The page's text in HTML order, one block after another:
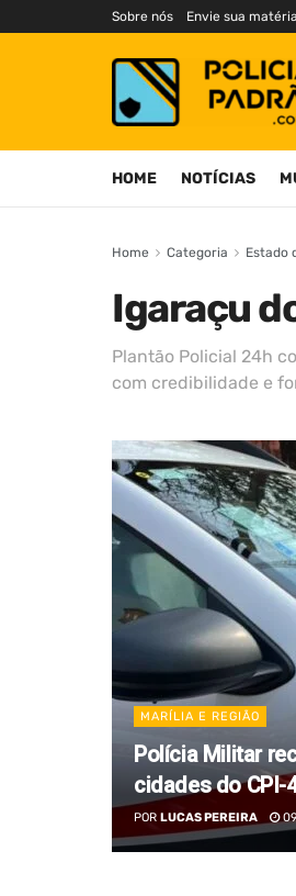
Sobre nós Envie sua matéria
HOME NOTÍCIAS
Home Categoria Estado
Igaraçu
Plantão Policial 24h
com credibilidade e
MARÍLIA E REGIÃO
Polícia Militar
cidades do CPI-
POR LUCAS PEREIRA